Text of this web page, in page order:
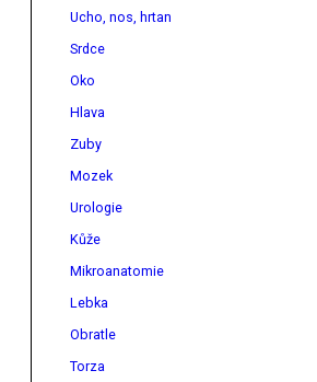
Ucho, nos, hrtan
Srdce
Oko
Hlava
Zuby
Mozek
Urologie
Kůže
Mikroanatomie
Lebka
Obratle
Torza